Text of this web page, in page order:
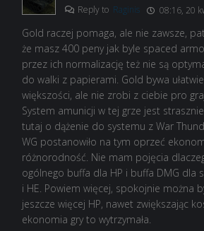
Reply to Raginis 08:16, 20
Gold raczej pomaga, ale nie zawsze,
że masz 400 peny jak byle spaced armor
przez ich normalizację też nie są
do walki z papierami. Gold bywa
większości, ale nie zrobi z ciebie pro
System amunicji w tej grze jest
tutaj o dążenie do systemu z War
WG postanowiło na tym oprzeć
różnorodność. Nie mam pojęcia
ogólnego buffa dla HP i buffa DMG dla
i HE. Powiem więcej, spokojnie można
jeszcze więcej HP, nawet zwiększając
ekonomia gry to wytrzymała.